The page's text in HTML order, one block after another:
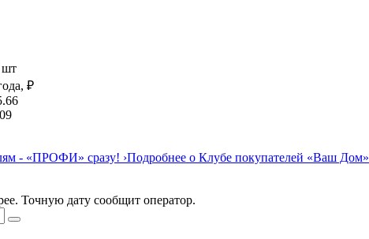
шт
₽
- «ПРОФИ» сразу! ›Подробнее о Клубе покупателей «Ваш Дом»
Точную дату сообщит оператор.